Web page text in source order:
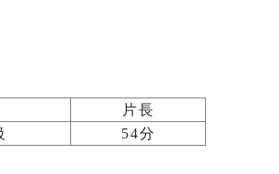
片長
54分